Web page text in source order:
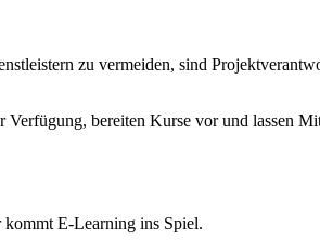
zu vermeiden, sind
bereiten Kurse vor und lassen
kommt E-Learning ins Spiel.